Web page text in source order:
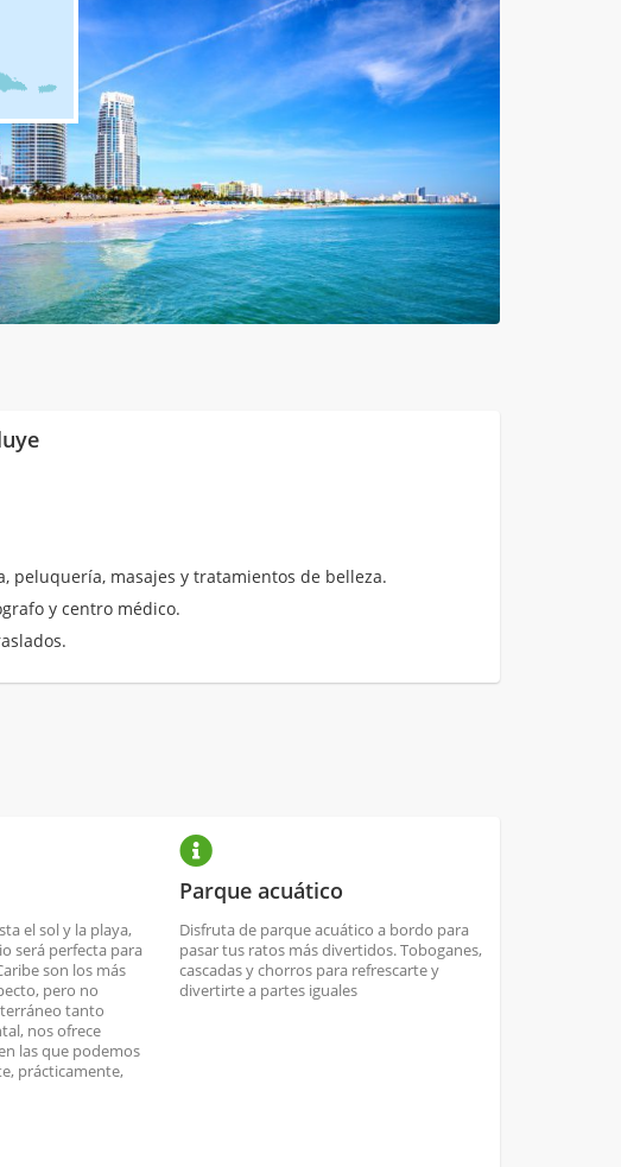
peluquería, masajes y tratamientos de belleza.
y centro médico.
el sol y la playa,
será perfecta para
son los más
pero no
tanto
nos ofrece
las que podemos
prácticamente,
Parque acuático
Disfruta de parque acuático a bordo para
pasar tus ratos más divertidos. Toboganes,
cascadas y chorros para refrescarte y
divertirte a partes iguales